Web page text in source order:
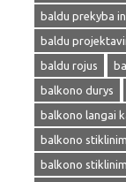
baldu prekyba
baldu
baldu rojus
balkono durys
balkono langai
balkono
balkono